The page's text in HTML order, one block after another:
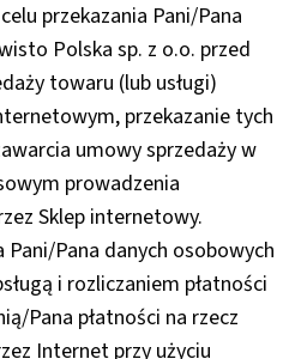
przekazania Pani/Pana
Polska sp. z o.o. przed
towaru (lub usługi)
przekazanie tych
umowy sprzedaży w
prowadzenia
Sklep internetowy.
Pani/Pana danych osobowych
i rozliczaniem płatności
Pana płatności na rzecz
Internet przy użyciu